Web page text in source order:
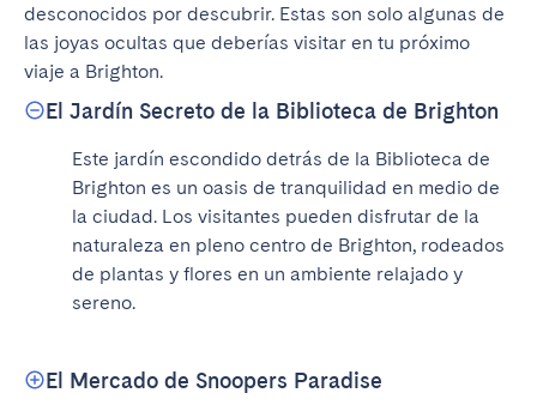
desconocidos por descubrir. Estas son solo algunas de
las joyas ocultas que deberías visitar en tu próximo
viaje a Brighton.
El Jardín Secreto de la Biblioteca de Brighton
Este jardín escondido detrás de la Biblioteca de
Brighton es un oasis de tranquilidad en medio de
la ciudad. Los visitantes pueden disfrutar de la
naturaleza en pleno centro de Brighton, rodeados
de plantas y flores en un ambiente relajado y
sereno.
El Mercado de Snoopers Paradise